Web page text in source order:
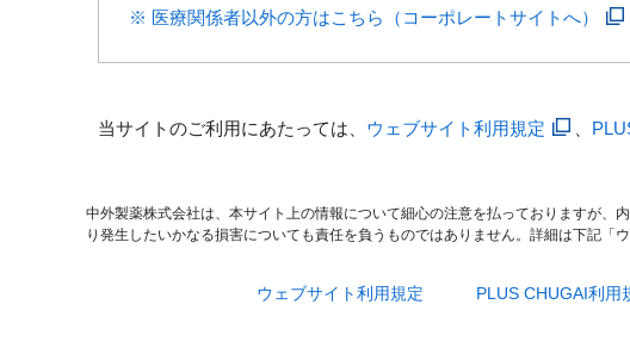
※ 医療関係者以外の方はこちら（コーポレートサイトへ）
当サイトのご利用にあたっては、 ウェブサイト利用規定
中外製薬株式会社は、本サイト上の情報について細心の注意を払っておりますが
り発生したいかなる損害についても責任を負うものではありません。詳細は下記「
ウェブサイト利用規定 PLUS CHUGAI利用